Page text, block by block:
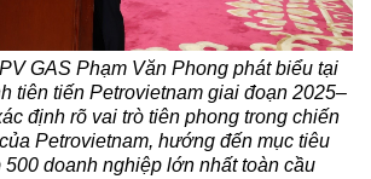
GAS Phạm Văn Phong phát biểu tại
tiên tiến Petrovietnam giai đoạn 2025–
định rõ vai trò tiên phong trong chiến
Petrovietnam, hướng đến mục tiêu
500 doanh nghiệp lớn nhất toàn cầu